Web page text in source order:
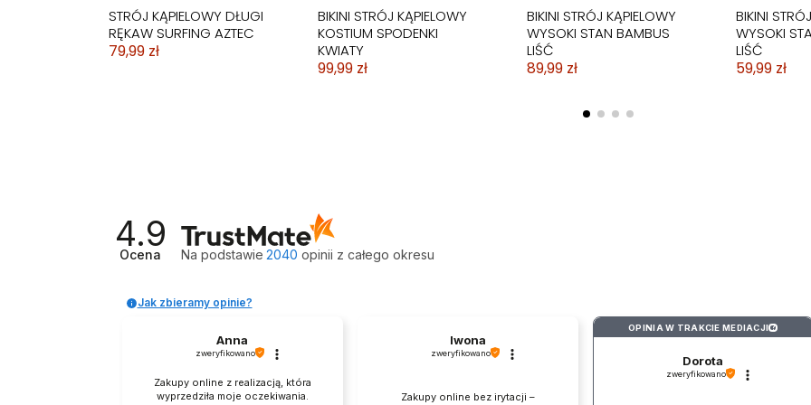
STRÓJ KĄPIELOWY DŁUGI
RĘKAW SURFING AZTEC
79,99 zł
BIKINI STRÓJ KĄPIELOWY
KOSTIUM SPODENKI
KWIATY
99,99 zł
BIKINI STRÓJ KĄPIELOWY
WYSOKI STAN BAMBUS
LIŚĆ
89,99 zł
BIKINI
WYSOKI
LIŚĆ
59,99 zł
WYSOKI STAN HISZPANKA
BIKINI STRÓJ KĄPIELOWY
STRÓJ
WYSOKI STAN PUSH UP
Obecnie brak na stanie
BIKINI
WYSOKI STAN CZARNY
4.9
Ocena Na podstawie 2040 opinii z całego okresu
Jak zbieramy opinie?
Anna
zweryfikowano
Zakupy online z realizacją, która
wyprzedziła moje oczekiwania.
Iwona
zweryfikowano
Zakupy online bez irytacji –
OPINIA W TRAKCIE MEDIACJI ?
Dorota
zweryfikowano